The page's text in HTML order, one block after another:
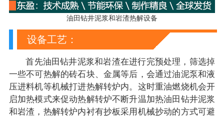
油田钻井泥浆和岩渣热解设备
设备工艺：
首先油田钻井泥浆和岩渣在进行完预处理，筛选掉
一些不可热解的砖石块、金属等后，会通过油泥泵和液
压进料机等机械打进热解转炉内。这时重油燃烧机会开
启加热模式来促动热解转炉不断升温加热油田钻井泥浆
和岩渣，热解转炉内衬有抄板采用机械抄动的方式可避